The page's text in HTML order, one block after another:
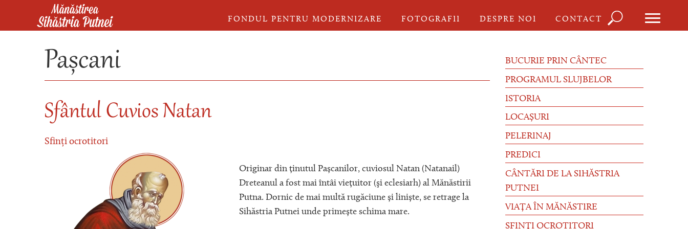
Mergi la conţinutul principal
FONDUL PENTRU MODERNIZARE FOTOGRAFII DESPRE NOI CONTACT
căutare
Pașcani
Sfântul Cuvios Natan
Sfinți ocrotitori
Originar din ținutul Pașcanilor, cuviosul Natan (Natanail)
Dreteanul a fost mai întâi viețuitor (şi eclesiarh) al Mănăstirii
Putna. Dornic de mai multă rugăciune și liniște, se retrage la
Sihăstria Putnei unde primește schima mare.
BUCURIE PRIN CÂNTEC
PROGRAMUL SLUJBELOR
ISTORIA
LOCAȘURI
PELERINAJ
PREDICI
CÂNTĂRI DE LA SIHĂSTRIA
PUTNEI
VIAȚA ÎN MĂNĂSTIRE
SFINȚI OCROTITORI